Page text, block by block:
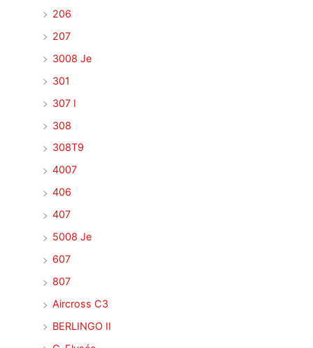
206
207
3008 Je
301
307 I
308
308T9
4007
406
407
5008 Je
607
807
Aircross C3
BERLINGO II